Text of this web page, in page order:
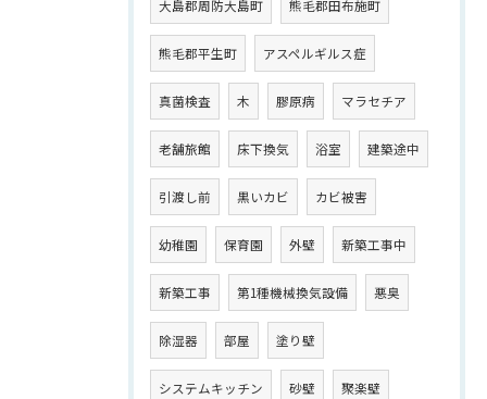
大島郡周防大島町 熊毛郡田布施町
熊毛郡平生町 アスペルギルス症
真菌検査 木 膠原病 マラセチア
老舗旅館 床下換気 浴室 建築途中
引渡し前 黒いカビ カビ被害
幼稚園 保育園 外壁 新築工事中
新築工事 第1種機械換気設備 悪臭
除湿器 部屋 塗り壁
システムキッチン 砂壁 聚楽壁